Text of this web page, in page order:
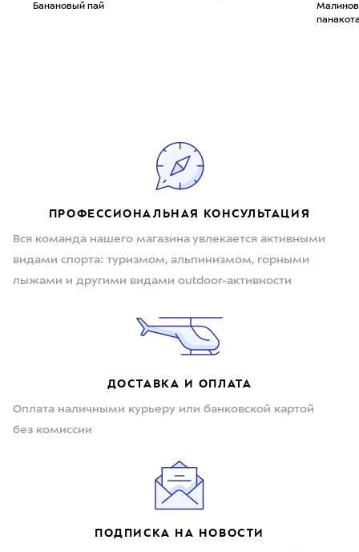
Банановый пай
ПРОФЕССИОНАЛЬНАЯ КОНСУЛЬТАЦИЯ
Вся команда нашего магазина увлекается активными
видами спорта: туризмом, альпинизмом, горными
лыжами и другими видами outdoor-активности
ДОСТАВКА И ОПЛАТА
Оплата наличными курьеру или банковской картой
без комиссии
ПОДПИСКА НА НОВОСТИ